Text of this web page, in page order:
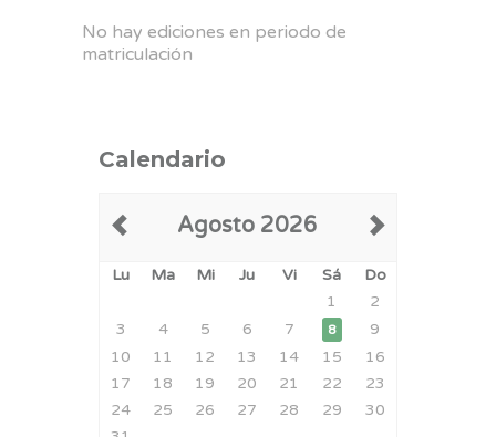
No hay ediciones en periodo de
matriculación
Calendario
Agosto 2026
Lu Ma Mi Ju Vi Sá
Do
1
2
3
4 5 6 7 8
9
10
11 12 13 14 15
16
17
18 19 20 21 22
23
24
25 26 27 28 29
30